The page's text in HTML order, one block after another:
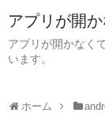
アプリが開
アプリが開かなく
います。
ホーム